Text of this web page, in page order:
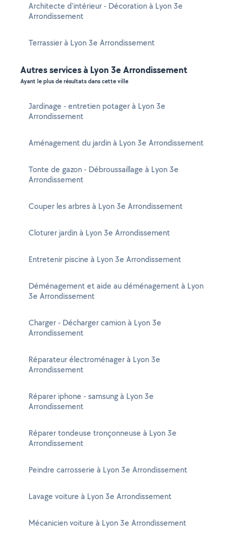
Architecte d'intérieur - Décoration à Lyon 3e
Arrondissement
Terrassier à Lyon 3e Arrondissement
Autres services à Lyon 3e Arrondissement
Ayant le plus de résultats dans cette ville
Jardinage - entretien potager à Lyon 3e
Arrondissement
Aménagement du jardin à Lyon 3e Arrondissement
Tonte de gazon - Débroussaillage à Lyon 3e
Arrondissement
Couper les arbres à Lyon 3e Arrondissement
Cloturer jardin à Lyon 3e Arrondissement
Entretenir piscine à Lyon 3e Arrondissement
Déménagement et aide au déménagement à Lyon
3e Arrondissement
Charger - Décharger camion à Lyon 3e
Arrondissement
Réparateur électroménager à Lyon 3e
Arrondissement
Réparer iphone - samsung à Lyon 3e
Arrondissement
Réparer tondeuse tronçonneuse à Lyon 3e
Arrondissement
Peindre carrosserie à Lyon 3e Arrondissement
Lavage voiture à Lyon 3e Arrondissement
Mécanicien voiture à Lyon 3e Arrondissement